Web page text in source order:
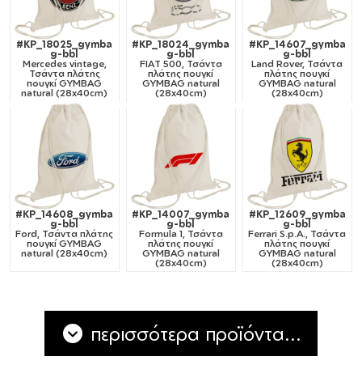
#KP_18025_gymba
g-bbl
Mercedes vintage,
Τσάντα πλάτης
πουγκί GYMBAG
natural (28x40cm)
#KP_18024_gymba
g-bbl
FIAT 500, Τσάντα
πλάτης πουγκί
GYMBAG natural
(28x40cm)
#KP_14607_gymba
g-bbl
Land Rover, Τσάντα
πλάτης πουγκί
GYMBAG natural
(28x40cm)
#KP_14608_gymba
g-bbl
Ford, Τσάντα πλάτης
πουγκί GYMBAG
natural (28x40cm)
#KP_14007_gymba
g-bbl
Formula 1, Τσάντα
πλάτης πουγκί
GYMBAG natural
(28x40cm)
#KP_12609_gymba
g-bbl
Ferrari S.p.A., Τσάντα
πλάτης πουγκί
GYMBAG natural
(28x40cm)
περισσότερα προϊόντα...